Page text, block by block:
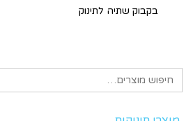
בקבוק שתיה לתינוק